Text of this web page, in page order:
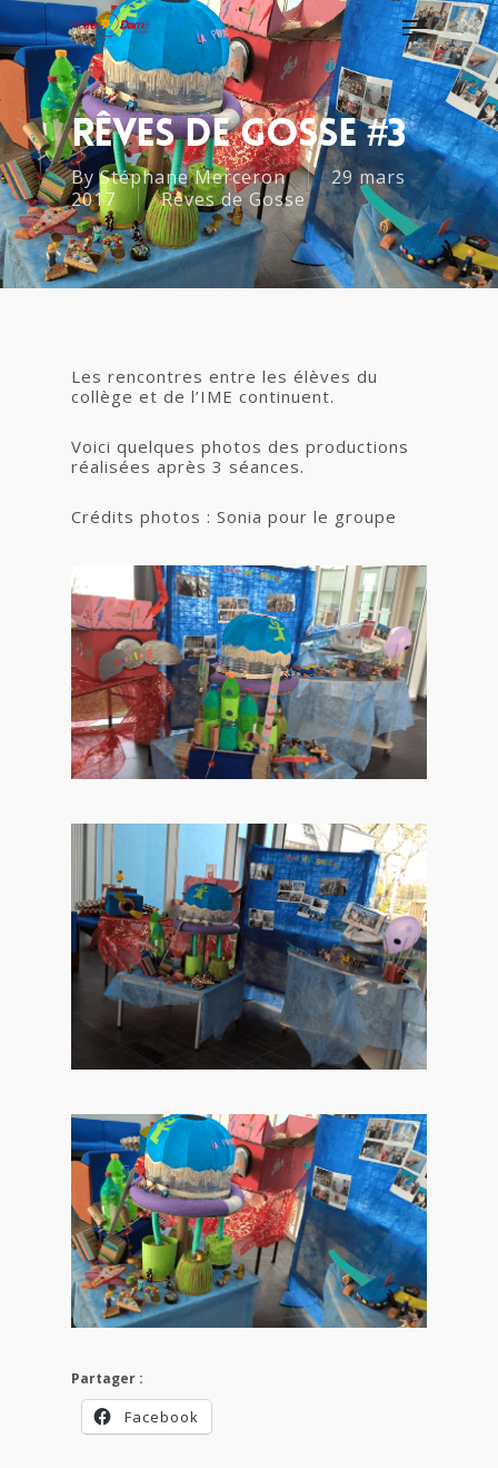
Rêves De Gosse #3
ByStéphane Merceron
29 mars
2017
Rêves de Gosse
Les rencontres entre les élèves du
collège et de l’IME continuent.
Voici quelques photos des productions
réalisées après 3 séances.
Crédits photos : Sonia pour le groupe
Partager :
Facebook